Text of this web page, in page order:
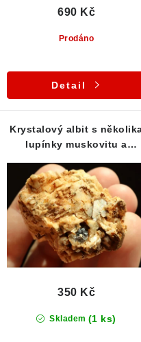
Poučení o právu na
Prodáno
690 Kč
Detail
Krystalový albit s
lupínky muskovitu a
Skladem (1 ks)
350 Kč